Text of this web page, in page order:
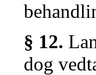
§ 12.
dog